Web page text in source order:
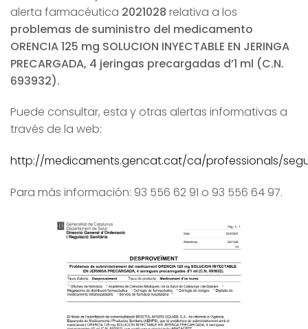
alerta farmacéutica 2021028 relativa a los
problemas de suministro del medicamento
ORENCIA 125 mg SOLUCION INYECTABLE EN JERINGA
PRECARGADA, 4 jeringas precargadas d’1 ml (C.N.
693932).
Puede consultar, esta y otras alertas informativas a
través de la web:
http://medicaments.gencat.cat/ca/professionals/
Para más información: 93 556 62 91 o 93 556 64 97.